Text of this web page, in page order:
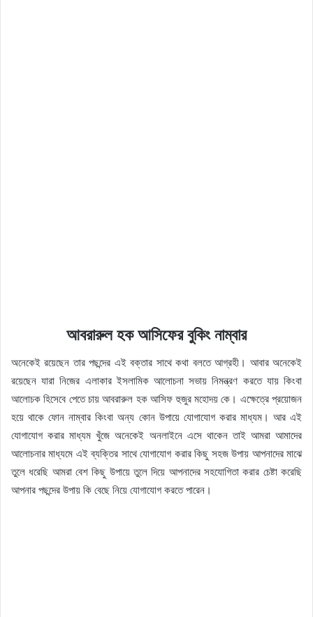
আবরারুল হক আসিফের বুকিং নাম্বার
অনেকেই রয়েছেন তার পছন্দের এই বক্তার সাথে কথা বলতে আগ্রহী। আবার অনেকেই
রয়েছেন যারা নিজের এলাকার ইসলামিক আলোচনা সভায় নিমন্ত্রণ করতে যায় কিংবা
আলোচক হিসেবে পেতে চায় আবরারুল হক আসিফ হুজুর মহোদয় কে। এক্ষেত্রে প্রয়োজন
হয়ে থাকে ফোন নাম্বার কিংবা অন্য কোন উপায়ে যোগাযোগ করার মাধ্যম। আর এই
যোগাযোগ করার মাধ্যম খুঁজে অনেকেই অনলাইনে এসে থাকেন তাই আমরা আমাদের
আলোচনার মাধ্যমে এই ব্যক্তির সাথে যোগাযোগ করার কিছু সহজ উপায় আপনাদের মাঝে
তুলে ধরেছি আমরা বেশ কিছু উপায়ে তুলে দিয়ে আপনাদের সহযোগিতা করার চেষ্টা করেছি
আপনার পছন্দের উপায় কি বেছে নিয়ে যোগাযোগ করতে পারেন।